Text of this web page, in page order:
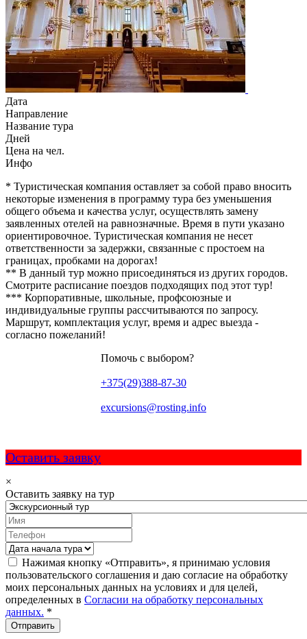
Дата
Направление
Название тура
Дней
Цена на чел.
Инфо
* Туристическая компания оставляет за собой право вносить
некоторые изменения в программу тура без уменьшения
общего объема и качества услуг, осуществлять замену
заявленных отелей на равнозначные. Время в пути указано
ориентировочное. Туристическая компания не несет
ответственности за задержки, связанные с простоем на
границах, пробками на дорогах!
** В данный тур можно присоединяться из других городов.
Смотрите расписание поездов подходящих под этот тур!
*** Корпоративные, школьные, профсоюзные и
индивидуальные группы рассчитываются по запросу.
Маршрут, комплектация услуг, время и адрес выезда -
согласно пожеланий!
Помочь с выбором?
+375(29)388-87-30
excursions@rosting.info
Оставить заявку
×
Оставить заявку на тур
Нажимая кнопку «Отправить», я принимаю условия
пользовательского соглашения и даю согласие на обработку
моих персональных данных на условиях и для целей,
определенных в Согласии на обработку персональных
данных. *
Отправить